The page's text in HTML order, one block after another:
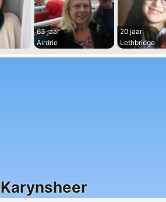
63 jaar
Airdrie
20 jaar
Lethbridge
Karynsheer